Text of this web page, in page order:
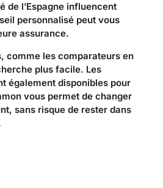
de l’Espagne influencent
personnalisé peut vous
assurance.
comme les comparateurs en
plus facile. Les
également disponibles pour
vous permet de changer
sans risque de rester dans